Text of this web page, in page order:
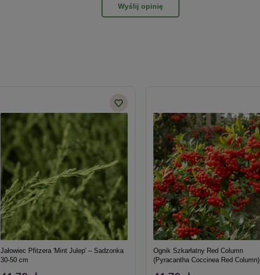
Wyślij opinię
Jałowiec Pfitzera 'Mint Julep' – Sadzonka
30-50 cm
Ognik Szkarłatny Red Column
(Pyracantha Coccinea Red Column)